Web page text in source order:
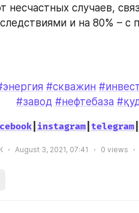
несчастных случаев,
и на 80% – с
#скважин
#завод #нефтебаза
| instagram| telegram|
August 3, 2021, 07:41 0 views